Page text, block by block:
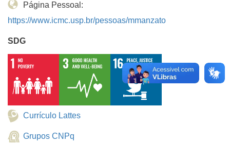
Página Pessoal:
https://www.icmc.usp.br/pessoas/mmanzato
SDG
Currículo Lattes
Grupos CNPq